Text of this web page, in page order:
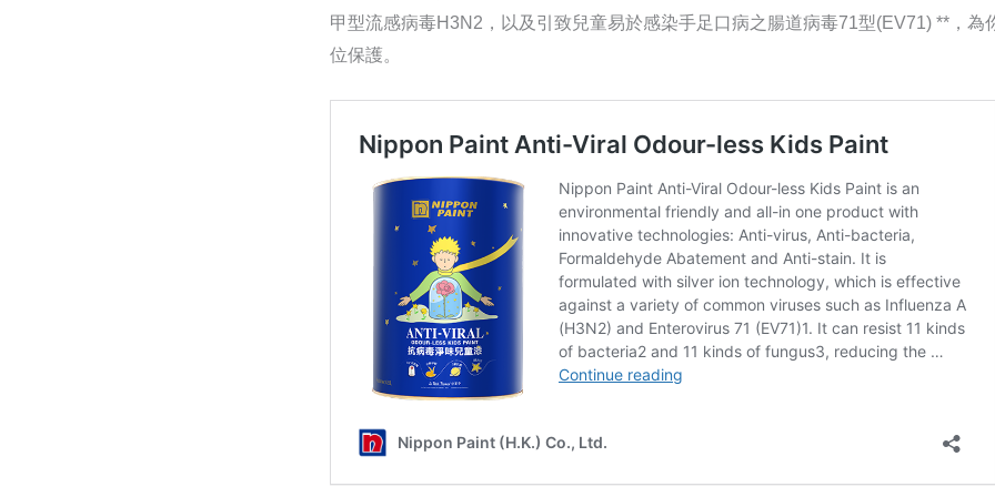
甲型流感病毒H3N2，以及引致兒童易於感染手足口病之腸道病毒71型(EV71) **，為
位保護。